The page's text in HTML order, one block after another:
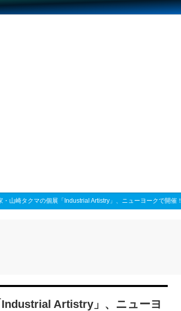
・山崎タクマの個展「Industrial Artistry」、ニューヨークで開催！
Artistry」、ニューヨ